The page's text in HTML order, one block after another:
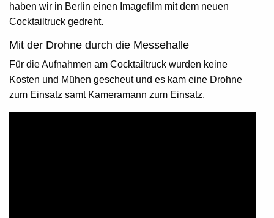
haben wir in Berlin einen Imagefilm mit dem neuen
Cocktailtruck gedreht.
Mit der Drohne durch die Messehalle
Für die Aufnahmen am Cocktailtruck wurden keine
Kosten und Mühen gescheut und es kam eine Drohne
zum Einsatz samt Kameramann zum Einsatz.